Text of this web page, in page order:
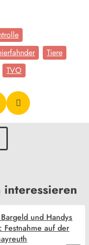
Tiere
TVO
interessieren
und Handys
Festnahme auf der